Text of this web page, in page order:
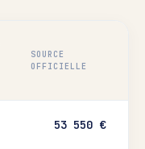
SOURCE
OFFICIELLE
53 550 €